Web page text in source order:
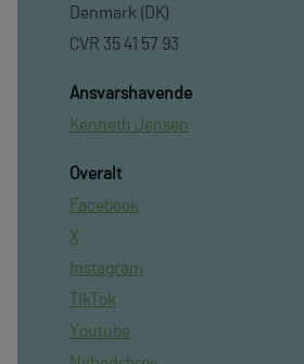
Denmark (DK)
CVR 35 41 57 93
Ansvarshavende
Kenneth Jensen
Overalt
Facebook
X
Instagram
TikTok
Youtube